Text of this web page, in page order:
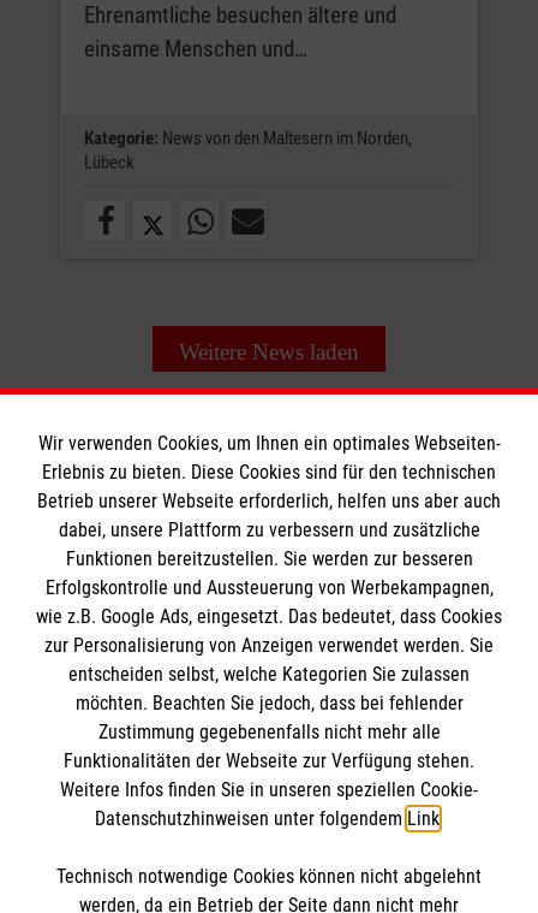
Ehrenamtliche besuchen ältere und
einsame Menschen und…
Kategorie: News von den Maltesern im Norden,
Lübeck
Weitere News laden
Informationen
Impressum
Datenschutz
Barrierefreiheit
Kontakt
Die Malteser
Malteser in Deutschland
Malteserorden
Sharepoint
Spendenkonto
So finden Sie uns
Wir verwenden Cookies, um Ihnen ein optimales Webseiten-
Erlebnis zu bieten. Diese Cookies sind für den technischen
Betrieb unserer Webseite erforderlich, helfen uns aber auch
dabei, unsere Plattform zu verbessern und zusätzliche
Funktionen bereitzustellen. Sie werden zur besseren
Erfolgskontrolle und Aussteuerung von Werbekampagnen,
wie z.B. Google Ads, eingesetzt. Das bedeutet, dass Cookies
zur Personalisierung von Anzeigen verwendet werden. Sie
entscheiden selbst, welche Kategorien Sie zulassen
möchten. Beachten Sie jedoch, dass bei fehlender
Zustimmung gegebenenfalls nicht mehr alle
Funktionalitäten der Webseite zur Verfügung stehen.
Weitere Infos finden Sie in unseren speziellen Cookie-
Datenschutzhinweisen unter folgendem Link.
Technisch notwendige Cookies können nicht abgelehnt
werden, da ein Betrieb der Seite dann nicht mehr